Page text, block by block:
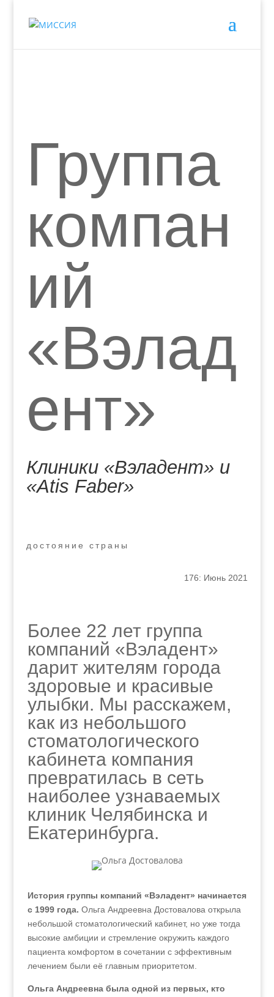
Группа
компан
ий
«Вэлад
ент»
Клиники «Вэладент» и
«Atis Faber»
достояние страны
176: Июнь 2021
Более 22 лет группа
компаний «Вэладент»
дарит жителям города
здоровые и красивые
улыбки. Мы расскажем,
как из небольшого
стоматологического
кабинета компания
превратилась в сеть
наиболее узнаваемых
клиник Челябинска и
Екатеринбурга.
История группы компаний «Вэладент» начинается
с 1999 года. Ольга Андреевна Достовалова открыла
небольшой стоматологический кабинет, но уже тогда
высокие амбиции и стремление окружить каждого
пациента комфортом в сочетании с эффективным
лечением были её главным приоритетом.
Ольга Андреевна была одной из первых, кто